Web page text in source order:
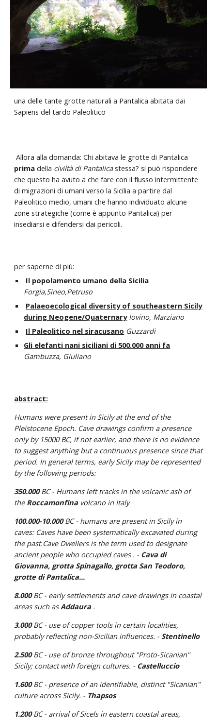
una delle tante grotte naturali a Pantalica abitata dai
Sapiens del tardo Paleolitico
Allora alla domanda: Chi abitava le grotte di Pantalica
prima della civiltà di Pantalicastessa? si può rispondere
che questo ha avuto a che fare con il flusso intermittente
di migrazioni di umani verso la Sicilia a partire dal
Paleolitico medio, umani che hanno individuato alcune
zone strategiche (come è appunto Pantalica) per
insediarsi e difendersi dai pericoli.
per saperne di più:
Il popolamento umano della Sicilia
Forgia,Sineo,Petruso
Palaeoecological diversity of southeastern Sicily
during Neogene/Quaternary Iovino, Marziano
Il Paleolitico nel siracusano Guzzardi
Gli elefanti nani siciliani di 500.000 anni fa
Gambuzza, Giuliano
abstract:
Humans were present in Sicily at the end of the
Pleistocene Epoch. Cave drawings confirm a presence
only by 15000 BC, if not earlier, and there is no evidence
to suggest anything but a continuous presence since that
period. In general terms, early Sicily may be represented
by the following periods:
350.000BC - Humans left tracks in the volcanic ash of
the Roccamonfinavolcano in Italy
100.000-10.000BC - humans are present in Sicily in
caves: Caves have been systematically excavated during
the past.Cave Dwellers is the term used to designate
ancient people who occupied caves . - Cava di
Giovanna, grotta Spinagallo, grotta San Teodoro,
grotte di Pantalica...
8.000BC - early settlements and cave drawings in coastal
areas such asAddaura .
3.000BC - use of copper tools in certain localities,
probably reflecting non-Sicilian influences. - Stentinello
2.500BC - use of bronze throughout "Proto-Sicanian"
Sicily; contact with foreign cultures. - Castelluccio
1.600BC - presence of an identifiable, distinct "Sicanian"
culture across Sicily. - Thapsos
1.200BC - arrival of Sicels in eastern coastal areas,